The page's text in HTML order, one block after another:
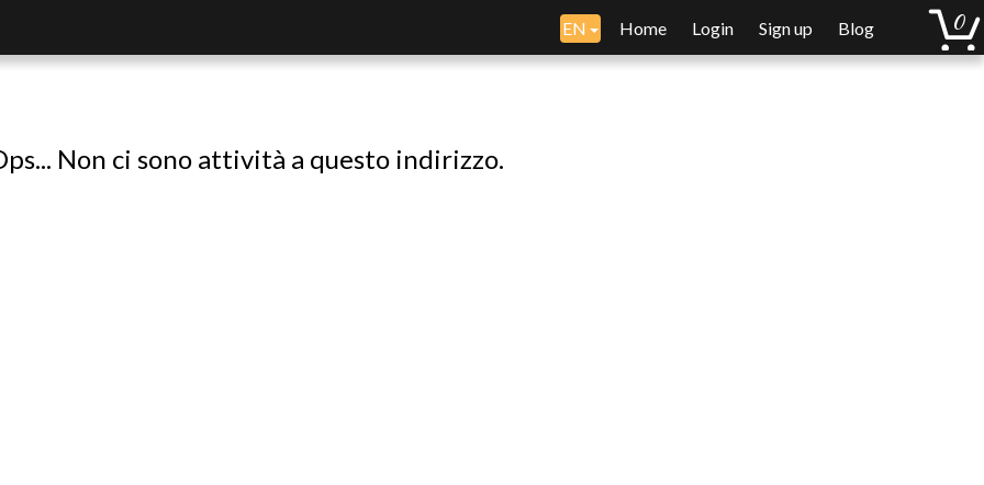
EN Home Login Sign up Blog
Non ci sono attività a questo indirizzo.